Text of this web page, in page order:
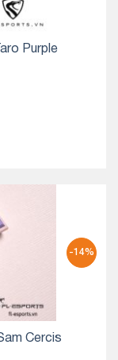
Purple
-14%
Cercis